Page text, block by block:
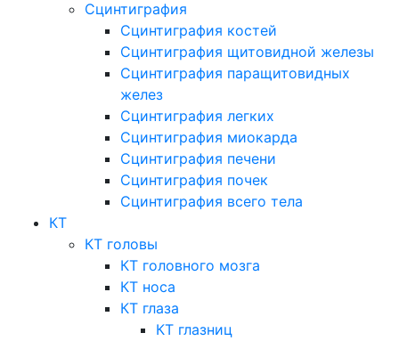
Сцинтиграфия
Сцинтиграфия костей
Сцинтиграфия щитовидной железы
Сцинтиграфия паращитовидных
желез
Сцинтиграфия легких
Сцинтиграфия миокарда
Сцинтиграфия печени
Сцинтиграфия почек
Сцинтиграфия всего тела
КТ
КТ головы
КТ головного мозга
КТ носа
КТ глаза
КТ глазниц